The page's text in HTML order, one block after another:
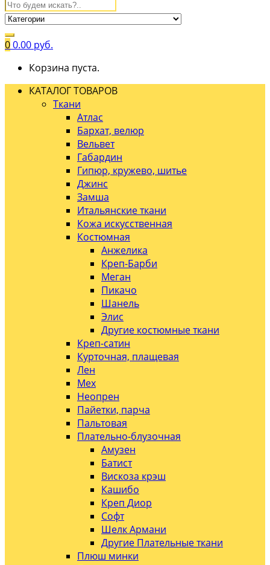
00.00 руб.
Корзина пуста.
КАТАЛОГ ТОВАРОВ
Ткани
Атлас
Бархат, велюр
Вельвет
Габардин
Гипюр, кружево, шитье
Джинс
Замша
Итальянские ткани
Кожа искусственная
Костюмная
Анжелика
Креп-Барби
Меган
Пикачо
Шанель
Элис
Другие костюмные ткани
Креп-сатин
Курточная, плащевая
Лен
Мех
Неопрен
Пайетки, парча
Пальтовая
Плательно-блузочная
Амузен
Батист
Вискоза крэш
Кашибо
Креп Диор
Софт
Шелк Армани
Другие Плательные ткани
Плюш минки